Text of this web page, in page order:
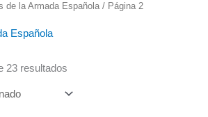
de la Armada Española / Página 2
Española
23 resultados